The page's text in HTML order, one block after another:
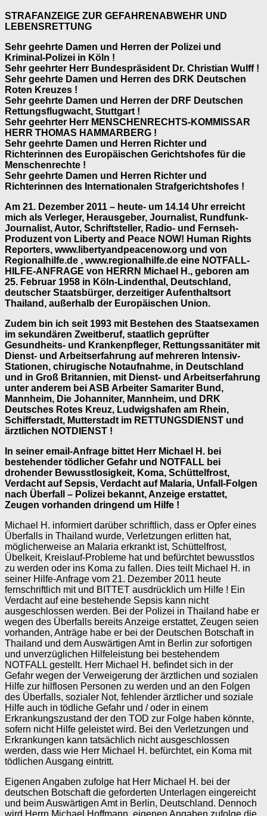
STRAFANZEIGE ZUR GEFAHRENABWEHR UND
LEBENSRETTUNG
Sehr geehrte Damen und Herren der Polizei und
Kriminal-Polizei in Köln !
Sehr geehrter Herr Bundespräsident Dr. Christian Wulff !
Sehr geehrte Damen und Herren des DRK Deutschen
Roten Kreuzes !
Sehr geehrte Damen und Herren der DRF Deutschen
Rettungsflugwacht, Stuttgart !
Sehr geehrter Herr MENSCHENRECHTS-KOMMISSAR
HERR THOMAS HAMMARBERG !
Sehr geehrte Damen und Herren Richter und
Richterinnen des Europäischen Gerichtshofes für die
Menschenrechte !
Sehr geehrte Damen und Herren Richter und
Richterinnen des Internationalen Strafgerichtshofes !
Am 21. Dezember 2011 – heute- um 14.14 Uhr erreicht
mich als Verleger, Herausgeber, Journalist, Rundfunk-
Journalist, Autor, Schriftsteller, Radio- und Fernseh-
Produzent von Liberty and Peace NOW! Human Rights
Reporters, www.libertyandpeacenow.org und von
Regionalhilfe.de , www.regionalhilfe.de eine NOTFALL-
HILFE-ANFRAGE von HERRN Michael H., geboren am
25. Februar 1958 in Köln-Lindenthal, Deutschland,
deutscher Staatsbürger, derzeitiger Aufenthaltsort
Thailand, außerhalb der Europäischen Union.
Zudem bin ich seit 1993 mit Bestehen des Staatsexamen
im sekundären Zweitberuf, staatlich geprüfter
Gesundheits- und Krankenpfleger, Rettungssanitäter mit
Dienst- und Arbeitserfahrung auf mehreren Intensiv-
Stationen, chirugische Notaufnahme, in Deutschland
und in Groß Britannien, mit Dienst- und Arbeitserfahrung
unter anderem bei ASB Arbeiter Samariter Bund,
Mannheim, Die Johanniter, Mannheim, und DRK
Deutsches Rotes Kreuz, Ludwigshafen am Rhein,
Schifferstadt, Mutterstadt im RETTUNGSDIENST und
ärztlichen NOTDIENST !
In seiner email-Anfrage bittet Herr Michael H. bei
bestehender tödlicher Gefahr und NOTFALL bei
drohender Bewusstlosigkeit, Koma, Schüttelfrost,
Verdacht auf Sepsis, Verdacht auf Malaria, Unfall-Folgen
nach Überfall – Polizei bekannt, Anzeige erstattet,
Zeugen vorhanden dringend um Hilfe !
Michael H. informiert darüber schriftlich, dass er Opfer eines
Überfalls in Thailand wurde, Verletzungen erlitten hat,
möglicherweise an Malaria erkrankt ist, Schüttelfrost,
Übelkeit, Kreislauf-Probleme hat und befürchtet bewusstlos
zu werden oder ins Koma zu fallen. Dies teilt Michael H. in
seiner Hilfe-Anfrage vom 21. Dezember 2011 heute
fernschriftlich mit und BITTET ausdrücklich um Hilfe ! Ein
Verdacht auf eine bestehende Sepsis kann nicht
ausgeschlossen werden. Bei der Polizei in Thailand habe er
wegen des Überfalls bereits Anzeige erstattet, Zeugen seien
vorhanden, Anträge habe er bei der Deutschen Botschaft in
Thailand und dem Auswärtigen Amt in Berlin zur sofortigen
und unverzüglichen Hilfeleistung bei bestehendem
NOTFALL gestellt. Herr Michael H. befindet sich in der
Gefahr wegen der Verweigerung der ärztlichen und sozialen
Hilfe zur hilflosen Personen zu werden und an den Folgen
des Überfalls, sozialer Not, fehlender ärztlicher und soziale
Hilfe auch in tödliche Gefahr und / oder in einem
Erkrankungszustand der den TOD zur Folge haben könnte,
sofern nicht Hilfe geleistet wird. Bei den Verletzungen und
Erkrankungen kann tatsächlich nicht ausgeschlossen
werden, dass wie Herr Michael H. befürchtet, ein Koma mit
tödlichen Ausgang eintritt.
Eigenen Angaben zufolge hat Herr Michael H. bei der
deutschen Botschaft die geforderten Unterlagen eingereicht
und beim Auswärtigen Amt in Berlin, Deutschland. Dennoch
wird Herrn Michael Hoffmann, eigenen Angaben zufolge die